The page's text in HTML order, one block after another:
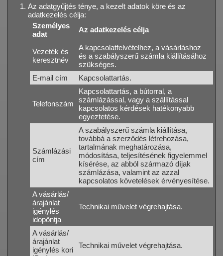
Az adatgyűjtés ténye, a kezelt adatok köre és az
adatkezelés célja:
Személyes
adat
Az adatkezelés célja
Vezeték és
keresztnév
A kapcsolatfelvételhez, a vásárláshoz
és a szabályszerű számla kiállításához
szükséges.
E-mail cím
Kapcsolattartás.
Telefonszám
Kapcsolattartás, a bútorral, a
számlázással, vagy a szállítással
kapcsolatos kérdések hatékonyabb
egyeztetése.
Számlázási
cím
A szabályszerű számla kiállítása,
továbbá a szerződés létrehozása,
tartalmának meghatározása,
módosítása, teljesítésének figyelemmel
kísérése, az abból származó díjak
számlázása, valamint az azzal
kapcsolatos követelések érvényesítése.
A vásárlás/
árajánlat
igénylés
idopőntja
Technikai művelet végrehajtása.
A vásárlás/
árajánlat
igénylés kori
Technikai művelet végrehajtása.